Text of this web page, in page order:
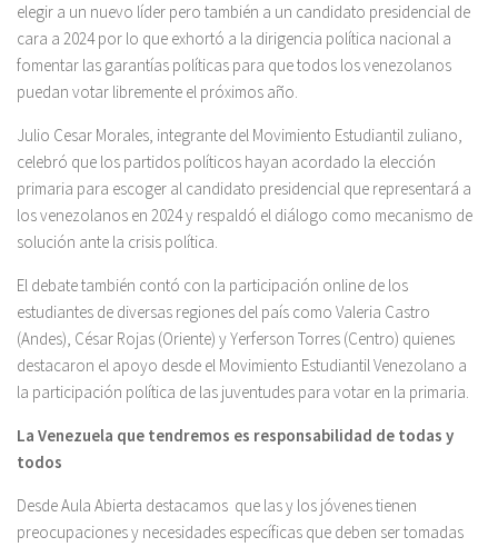
elegir a un nuevo líder pero también a un candidato presidencial de
cara a 2024 por lo que exhortó a la dirigencia política nacional a
fomentar las garantías políticas para que todos los venezolanos
puedan votar libremente el próximos año.
Julio Cesar Morales, integrante del Movimiento Estudiantil zuliano,
celebró que los partidos políticos hayan acordado la elección
primaria para escoger al candidato presidencial que representará a
los venezolanos en 2024 y respaldó el diálogo como mecanismo de
solución ante la crisis política.
El debate también contó con la participación online de los
estudiantes de diversas regiones del país como Valeria Castro
(Andes), César Rojas (Oriente) y Yerferson Torres (Centro) quienes
destacaron el apoyo desde el Movimiento Estudiantil Venezolano a
la participación política de las juventudes para votar en la primaria.
La Venezuela que tendremos es responsabilidad de todas y
todos
Desde Aula Abierta destacamos que las y los jóvenes tienen
preocupaciones y necesidades específicas que deben ser tomadas